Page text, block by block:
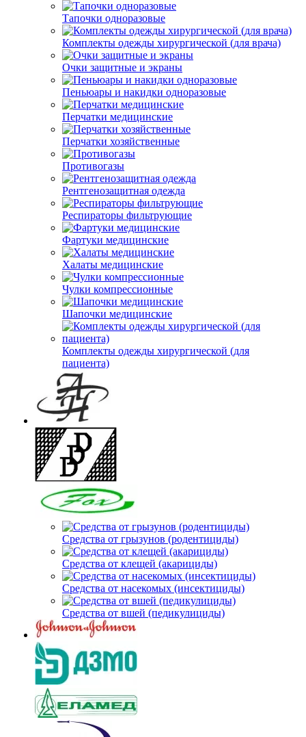
Тапочки одноразовые
Комплекты одежды хирургической (для врача)
Очки защитные и экраны
Пеньюары и накидки одноразовые
Перчатки медицинские
Перчатки хозяйственные
Противогазы
Рентгенозащитная одежда
Респираторы фильтрующие
Фартуки медицинские
Халаты медицинские
Чулки компрессионные
Шапочки медицинские
Комплекты одежды хирургической (для
пациента)
Средства от грызунов (родентициды)
Средства от клещей (акарициды)
Средства от насекомых (инсектициды)
Средства от вшей (педикулициды)